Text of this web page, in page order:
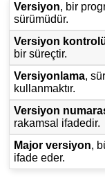
Versiyon, bir
sürümüdür.
Versiyon
bir süreçtir.
Versiyonlama,
kullanmaktır.
Versiyon
rakamsal ifadedir.
Major versiyon,
ifade eder.